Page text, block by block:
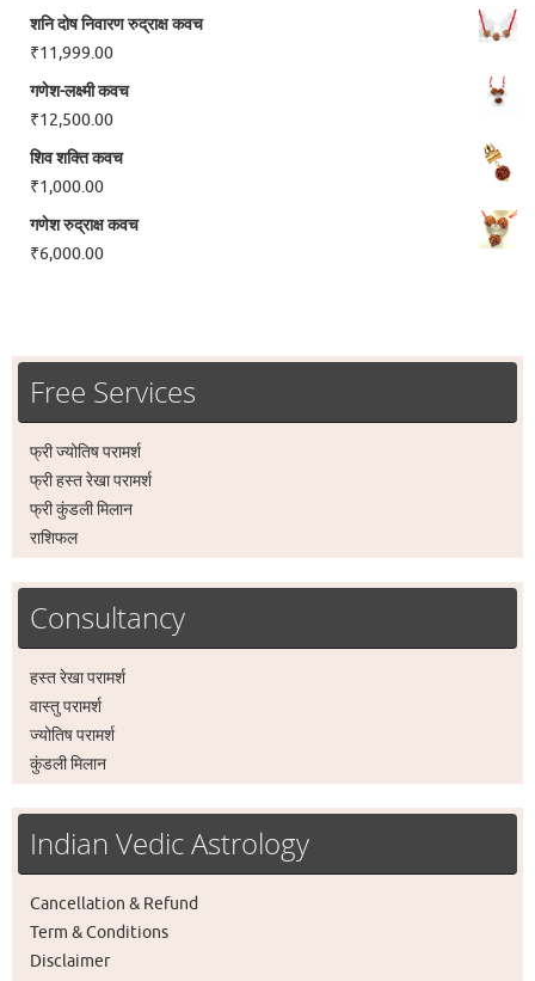
शनि दोष निवारण रुद्राक्ष कवच
₹11,999.00
गणेश-लक्ष्मी कवच
₹12,500.00
शिव शक्ति कवच
₹1,000.00
गणेश रुद्राक्ष कवच
₹6,000.00
Free Services
फ्री ज्योतिष परामर्श
फ्री हस्त रेखा परामर्श
फ्री कुंडली मिलान
राशिफल
Consultancy
हस्त रेखा परामर्श
वास्तु परामर्श
ज्योतिष परामर्श
कुंडली मिलान
Indian Vedic Astrology
Cancellation & Refund
Term & Conditions
Disclaimer